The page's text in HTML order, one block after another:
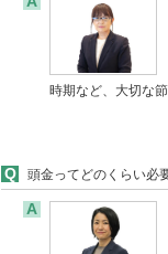
時期など、大切な
Q 頭金ってどのくらい必
A